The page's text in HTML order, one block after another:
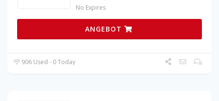
No Expires
ANGEBOT
906 Used - 0 Today